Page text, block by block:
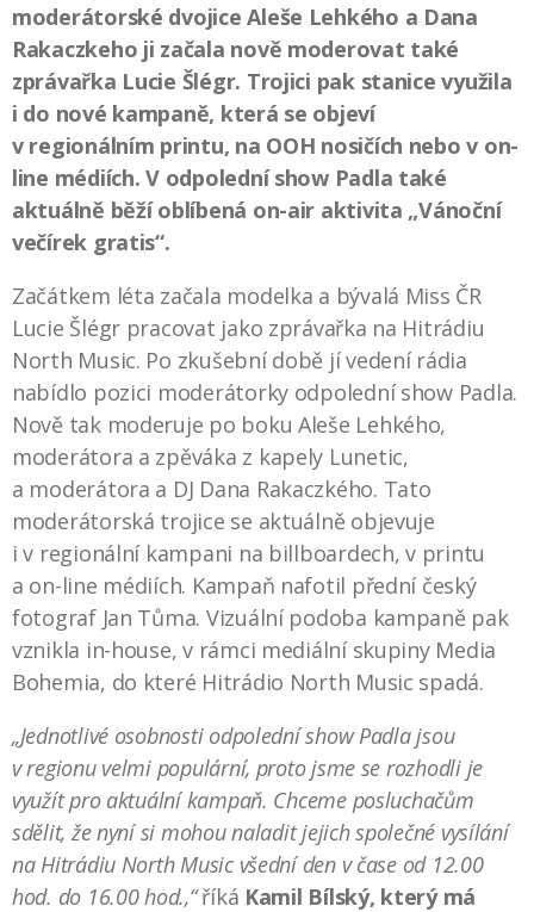
moderátorské dvojice Aleše Lehkého a Dana
Rakaczkeho ji začala nově moderovat také
zprávařka Lucie Šlégr. Trojici pak stanice využila
i do nové kampaně, která se objeví
v regionálním printu, na OOH nosičích nebo v on-
line médiích. V odpolední show Padla také
aktuálně běží oblíbená on-air aktivita „Vánoční
večírek gratis“.
Začátkem léta začala modelka a bývalá Miss ČR
Lucie Šlégr pracovat jako zprávařka na Hitrádiu
North Music. Po zkušební době jí vedení rádia
nabídlo pozici moderátorky odpolední show Padla.
Nově tak moderuje po boku Aleše Lehkého,
moderátora a zpěváka z kapely Lunetic,
a moderátora a DJ Dana Rakaczkého. Tato
moderátorská trojice se aktuálně objevuje
i v regionální kampani na billboardech, v printu
a on-line médiích. Kampaň nafotil přední český
fotograf Jan Tůma. Vizuální podoba kampaně pak
vznikla in-house, v rámci mediální skupiny Media
Bohemia, do které Hitrádio North Music spadá.
„Jednotlivé osobnosti odpolední show Padla jsou
v regionu velmi populární, proto jsme se rozhodli je
využít pro aktuální kampaň. Chceme posluchačům
sdělit, že nyní si mohou naladit jejich společné vysílání
na Hitrádiu North Music všední den v čase od 12.00
hod. do 16.00 hod.,“říká Kamil Bílský, který má